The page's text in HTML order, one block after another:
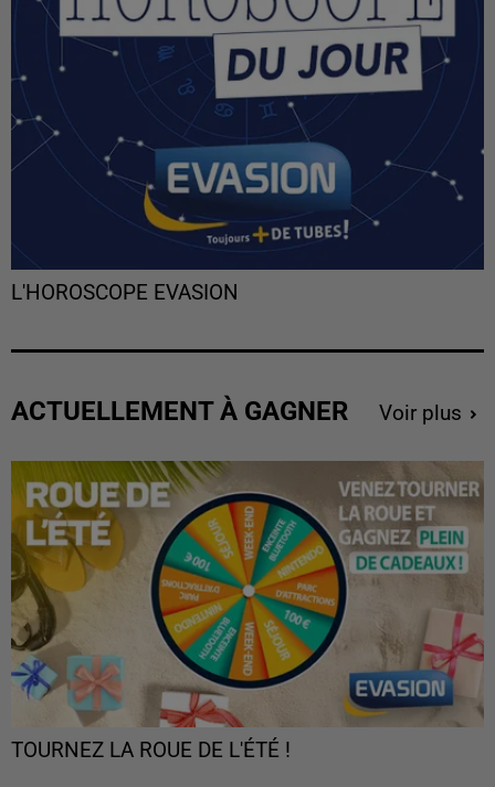
L'HOROSCOPE EVASION
ACTUELLEMENT À GAGNER Voir plus
TOURNEZ LA ROUE DE L'ÉTÉ !